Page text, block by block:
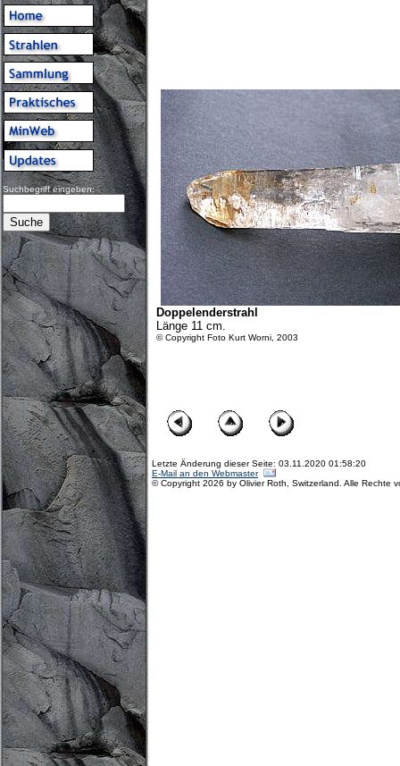
Suchbegriff eingeben:
Doppelenderstrahl
Länge 11 cm.
© Copyright Foto Kurt Worni, 2003
Letzte Änderung dieser Seite: 03.11.2020 01:58:20
E-Mail an den Webmaster
© Copyright 2026 by Olivier Roth, Switzerland. Alle Rechte